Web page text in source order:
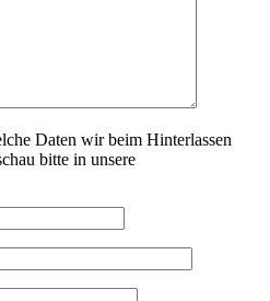
Daten wir beim Hinterlassen
bitte in unsere